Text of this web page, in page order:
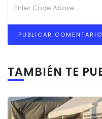
TAMBIÉN TE